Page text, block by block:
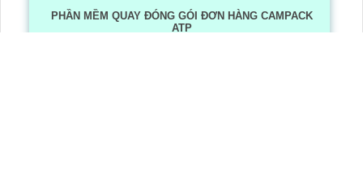
PHẦN MỀM QUAY ĐÓNG GÓI ĐƠN HÀNG CAMPACK
ATP